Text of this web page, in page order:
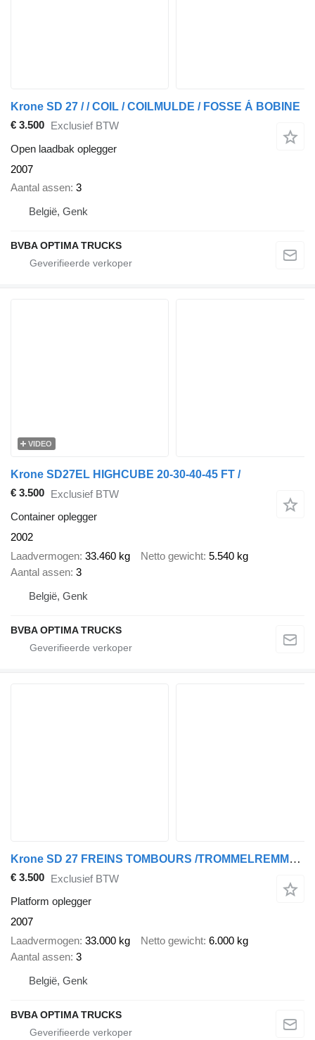
Krone SD 27 / / COIL / COILMULDE / FOSSE Á BOBINE
€ 3.500 Exclusief BTW
Open laadbak oplegger
2007
Aantal assen 3
België, Genk
BVBA OPTIMA TRUCKS
VIDEO
Krone SD27EL HIGHCUBE 20-30-40-45 FT /
€ 3.500 Exclusief BTW
Container oplegger
2002
Laadvermogen 33.460 kg Netto gewicht 5.540 kg
Aantal assen 3
België, Genk
BVBA OPTIMA TRUCKS
Krone SD 27 FREINS TOMBOURS /TROMMELREMMEN
€ 3.500 Exclusief BTW
Platform oplegger
2007
Laadvermogen 33.000 kg Netto gewicht 6.000 kg
Aantal assen 3
België, Genk
BVBA OPTIMA TRUCKS